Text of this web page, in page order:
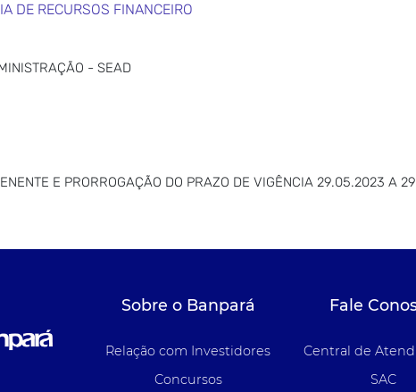
DE RECURSOS FINANCEIRO
- SEAD
E PRORROGAÇÃO DO PRAZO DE VIGÊNCIA 29.05.2023 A
Sobre o Banpará
Relação com Investidores
Concursos
Fale
Central de
SAC